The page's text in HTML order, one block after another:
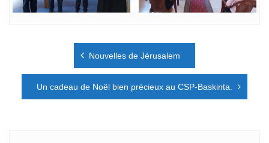
l’article
Nouvelles de Jérusalem
Un cadeau de Noël bien précieux au CSP-Baskinta.